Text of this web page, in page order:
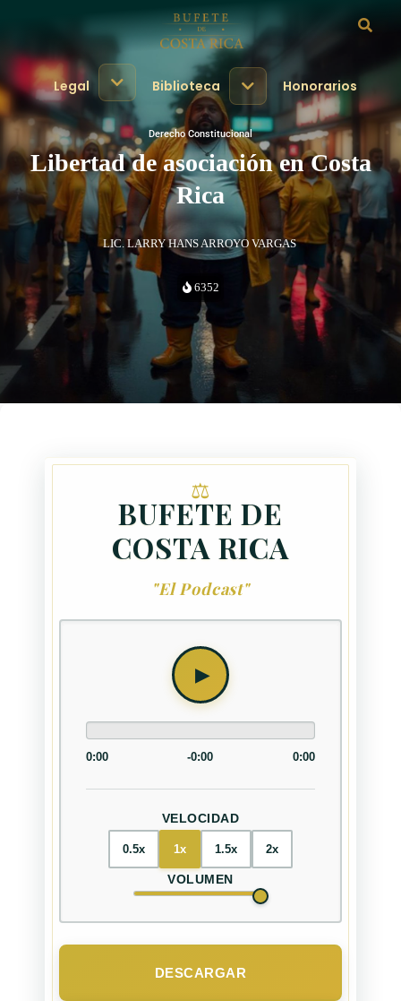
Legal Biblioteca Honorarios
Derecho Constitucional
Libertad de asociación en Costa
Rica
LIC. LARRY HANS ARROYO VARGAS
6352
BUFETE DE
COSTA RICA
"El Podcast"
0:00 -0:00 0:00
VELOCIDAD
0.5x 1x 1.5x 2x
VOLUMEN
DESCARGAR